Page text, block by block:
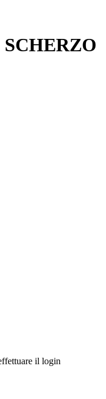
il login